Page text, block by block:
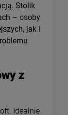
Stolik
– osoby
jak i
z
Idealnie